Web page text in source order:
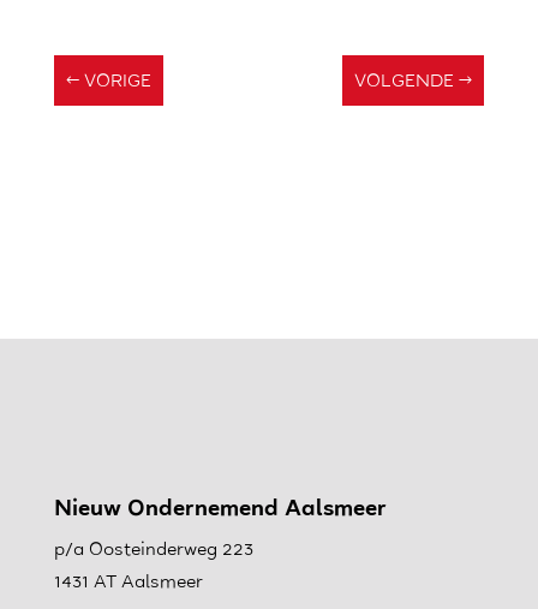
← VORIGE VOLGENDE →
Nieuw Ondernemend Aalsmeer
p/a Oosteinderweg 223
1431 AT Aalsmeer